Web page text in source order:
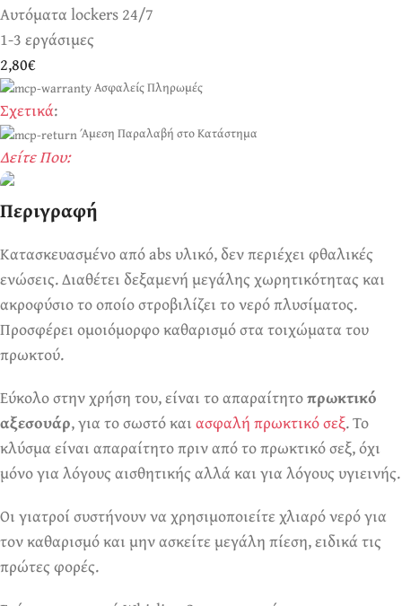
Αυτόματα lockers 24/7
1-3 εργάσιμες
2,80€
Ασφαλείς Πληρωμές
Σχετικά:
Άμεση Παραλαβή στο Κατάστημα
Δείτε Που:
Πάντα! Black Friday!
Περιγραφή
Κατασκευασμένο από abs υλικό, δεν περιέχει φθαλικές
ενώσεις. Διαθέτει δεξαμενή μεγάλης χωρητικότητας και
ακροφύσιο το οποίο στροβιλίζει το νερό πλυσίματος.
Προσφέρει ομοιόμορφο καθαρισμό στα τοιχώματα του
πρωκτού.
Εύκολο στην χρήση του, είναι το απαραίτητοπρωκτικό
αξεσουάρ, για το σωστό καιασφαλή πρωκτικό σεξ. Το
κλύσμα είναι απαραίτητο πριν από το πρωκτικό σεξ, όχι
μόνο για λόγους αισθητικής αλλά και για λόγους υγιεινής.
Οι γιατροί συστήνουν να χρησιμοποιείτε χλιαρό νερό για
τον καθαρισμό και μην ασκείτε μεγάλη πίεση, ειδικά τις
πρώτες φορές.